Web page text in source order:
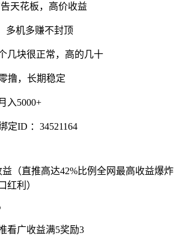
天花板，高价收益
多机多赚不封顶
几块很正常，高的几十
撸，长期稳定
入5000+
定ID ：34521164
（直推高达42%比例全网最高收益爆炸
红利）
看广收益满5奖励3